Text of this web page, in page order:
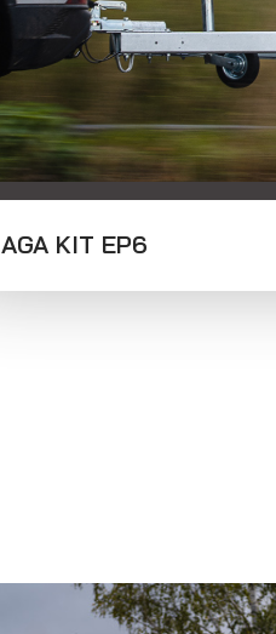
Multipřepravníky
VZ O
AGA KIT EP6